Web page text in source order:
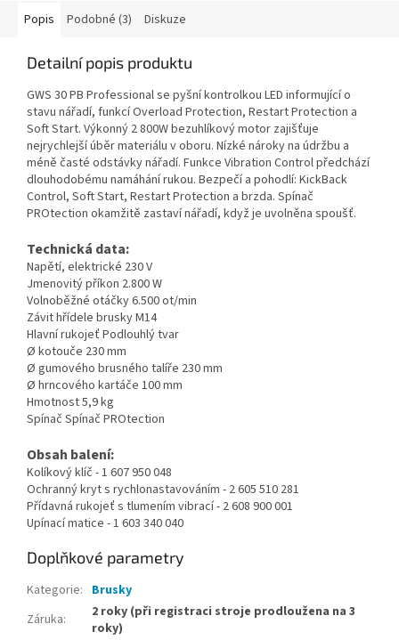
Popis Podobné (3) Diskuze
Detailní popis produktu
GWS 30 PB Professional se pyšní kontrolkou LED informující o
stavu nářadí, funkcí Overload Protection, Restart Protection a
Soft Start. Výkonný 2 800W bezuhlíkový motor zajišťuje
nejrychlejší úběr materiálu v oboru. Nízké nároky na údržbu a
méně časté odstávky nářadí. Funkce Vibration Control předchází
dlouhodobému namáhání rukou. Bezpečí a pohodlí: KickBack
Control, Soft Start, Restart Protection a brzda. Spínač
PROtection okamžitě zastaví nářadí, když je uvolněna spoušť.
Technická data:
Napětí, elektrické 230 V
Jmenovitý příkon 2.800 W
Volnoběžné otáčky 6.500 ot/min
Závit hřídele brusky M14
Hlavní rukojeť Podlouhlý tvar
Ø kotouče 230 mm
Ø gumového brusného talíře 230 mm
Ø hrncového kartáče 100 mm
Hmotnost 5,9 kg
Spínač Spínač PROtection
Obsah balení:
Kolíkový klíč - 1 607 950 048
Ochranný kryt s rychlonastavováním - 2 605 510 281
Přídavná rukojeť s tlumením vibrací - 2 608 900 001
Upínací matice - 1 603 340 040
Doplňkové parametry
Kategorie: Brusky
Záruka:
2 roky (při registraci stroje prodloužena na 3
roky)